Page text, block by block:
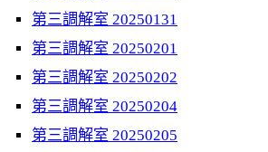
第三調解室 20250131
第三調解室 20250201
第三調解室 20250202
第三調解室 20250204
第三調解室 20250205